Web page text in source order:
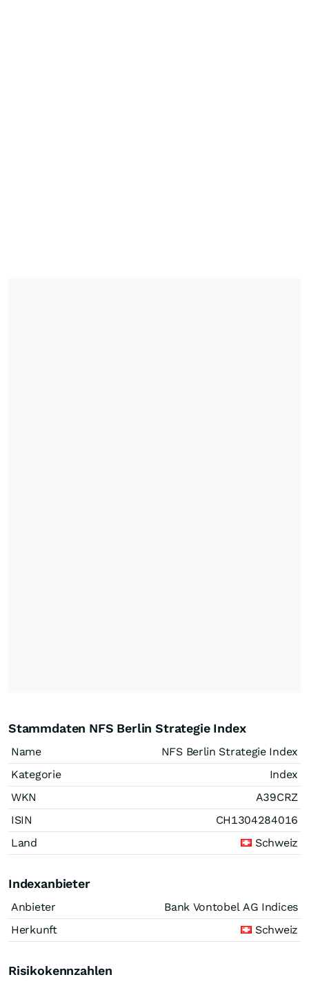
Stammdaten NFS Berlin Strategie Index
Name
NFS Berlin Strategie Index
Kategorie
Index
WKN
A39CRZ
ISIN
CH1304284016
Land
Schweiz
Indexanbieter
Anbieter
Bank Vontobel AG Indices
Herkunft
Schweiz
Risikokennzahlen